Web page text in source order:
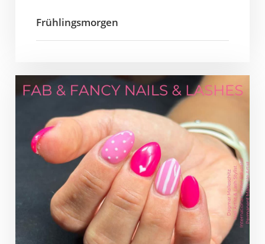
Frühlingsmorgen